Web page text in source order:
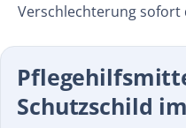
Verschlechterung
Schutzschild